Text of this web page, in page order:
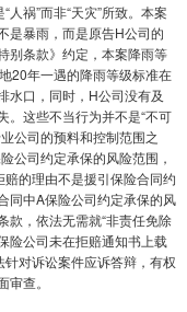
祸”而非“天灾”所致。本案
是暴雨，而是原告H公司的
别条款》约定，本案降雨等
20年一遇的降雨等级标准在
水口，同时，H公司没有及
。这些不当行为并不是“不可
公司的预料和控制范围之
公司约定承保的风险范围，
的理由不是援引保险合同约
同中A保险公司约定承保的风
款，依法无需就“非责任免除
险公司未在拒赔通知书上载
对诉讼案件应诉答辩，有权
查。